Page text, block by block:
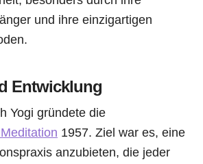
und ihre einzigartigen
Entwicklung
Yogi gründete die
1957. Ziel war es, eine
anzubieten, die jeder